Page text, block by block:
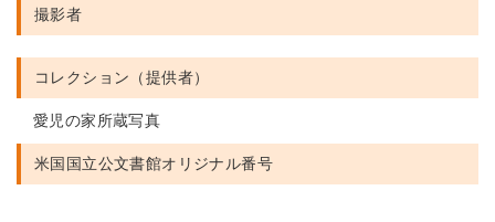
撮影者
コレクション（提供者）
愛児の家所蔵写真
米国国立公文書館オリジナル番号